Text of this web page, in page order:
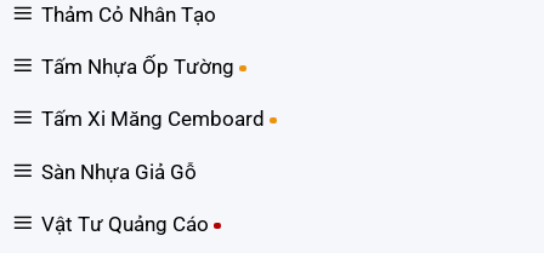
Thảm Cỏ Nhân Tạo
Tấm Nhựa Ốp Tường
Tấm Xi Măng Cemboard
Sàn Nhựa Giả Gỗ
Vật Tư Quảng Cáo